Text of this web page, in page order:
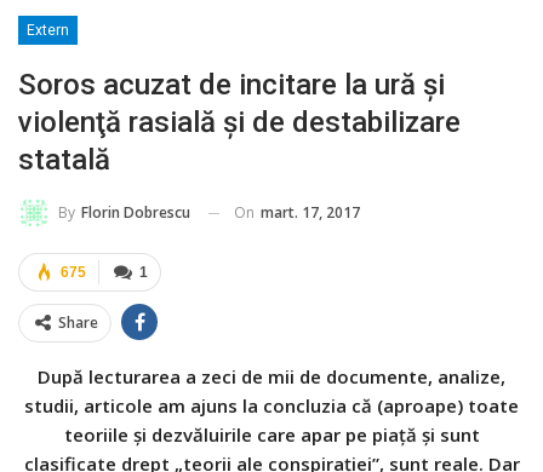
Extern
Soros acuzat de incitare la ură şi
violenţă rasială şi de destabilizare
statală
By Florin Dobrescu On mart. 17, 2017
1
675
Share
După lecturarea a zeci de mii de documente, analize,
studii, articole am ajuns la concluzia că (aproape) toate
teoriile şi dezvăluirile care apar pe piaţă şi sunt
clasificate drept „teorii ale conspiraţiei”, sunt reale. Dar